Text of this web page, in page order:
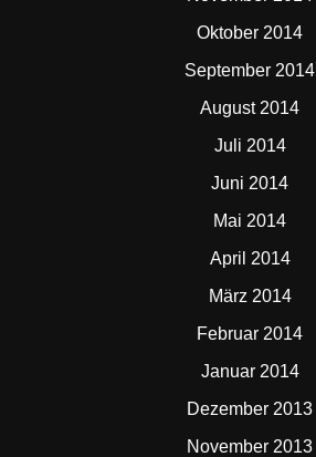
Oktober 2014
September 2014
August 2014
Juli 2014
Juni 2014
Mai 2014
April 2014
März 2014
Februar 2014
Januar 2014
Dezember 2013
November 2013